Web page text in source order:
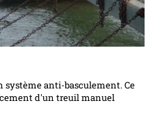
système anti-basculement. Ce
d'un treuil manuel